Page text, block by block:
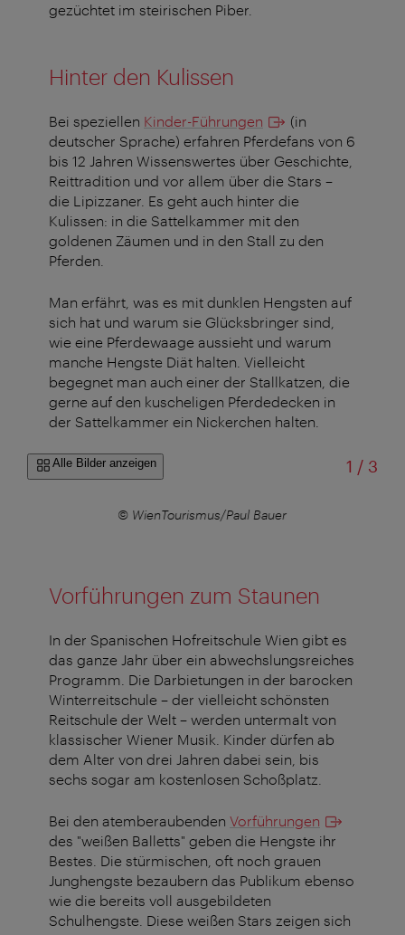
gezüchtet im steirischen Piber.
Hinter den Kulissen
Bei speziellen Kinder-Führungen
(in
deutscher Sprache) erfahren Pferdefans von 6
bis 12 Jahren Wissenswertes über Geschichte,
Reittradition und vor allem über die Stars –
die Lipizzaner. Es geht auch hinter die
Kulissen: in die Sattelkammer mit den
goldenen Zäumen und in den Stall zu den
Pferden.
Man erfährt, was es mit dunklen Hengsten auf
sich hat und warum sie Glücksbringer sind,
wie eine Pferdewaage aussieht und warum
manche Hengste Diät halten. Vielleicht
begegnet man auch einer der Stallkatzen, die
gerne auf den kuscheligen Pferdedecken in
der Sattelkammer ein Nickerchen halten.
Alle Bilder anzeigen 1 /von
3
© WienTourismus/Paul Bauer
Vorführungen zum Staunen
In der Spanischen Hofreitschule Wien gibt es
das ganze Jahr über ein abwechslungsreiches
Programm. Die Darbietungen in der barocken
Winterreitschule – der vielleicht schönsten
Reitschule der Welt – werden untermalt von
klassischer Wiener Musik. Kinder dürfen ab
dem Alter von drei Jahren dabei sein, bis
sechs sogar am kostenlosen Schoßplatz.
Bei den atemberaubenden Vorführungen
des "weißen Balletts" geben die Hengste ihr
Bestes. Die stürmischen, oft noch grauen
Junghengste bezaubern das Publikum ebenso
wie die bereits voll ausgebildeten
Schulhengste. Diese weißen Stars zeigen sich